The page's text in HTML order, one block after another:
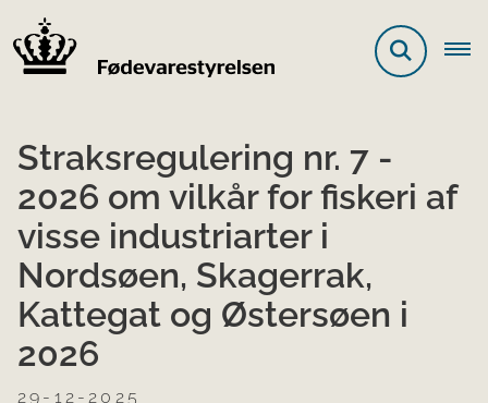
Straksregulering nr. 7 -
2026 om vilkår for fiskeri af
visse industriarter i
Nordsøen, Skagerrak,
Kattegat og Østersøen i
2026
29-12-2025